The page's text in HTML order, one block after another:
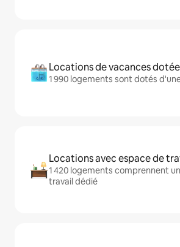
Locations de vacances
1 990 logements sont dotés
Locations avec espace de
1 420 logements comprennent
travail dédié